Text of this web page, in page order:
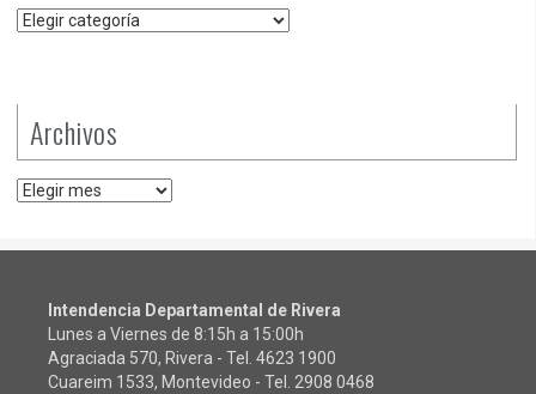
Categorías
Archivos
Archivos
Intendencia Departamental de Rivera
Lunes a Viernes de 8:15h a 15:00h
Agraciada 570, Rivera - Tel. 4623 1900
Cuareim 1533, Montevideo - Tel. 2908 0468